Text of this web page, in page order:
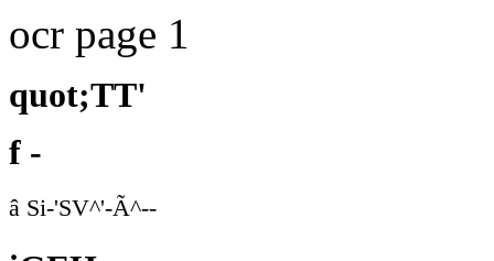
ocr page 1
quot;TT'
f -
â Si-'SV^'-Ã^--